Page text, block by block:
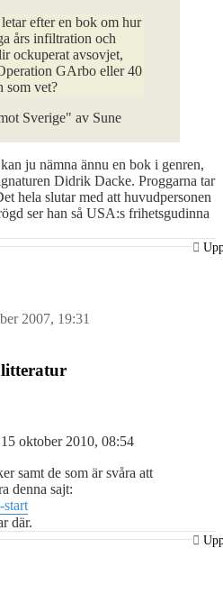
efter en bok om hur
års infiltration och
ockuperat avsovjet,
GArbo eller 40
som vet?
Sverige" av Sune
ju nämna ännu en bok i genren,
Didrik Dacke. Proggarna tar
hela slutar med att huvudpersonen
ser han så USA:s frihetsgudinna
2007, 19:31
15 oktober 2010, 08:54
samt de som är svåra att
denna sajt:
start
där.